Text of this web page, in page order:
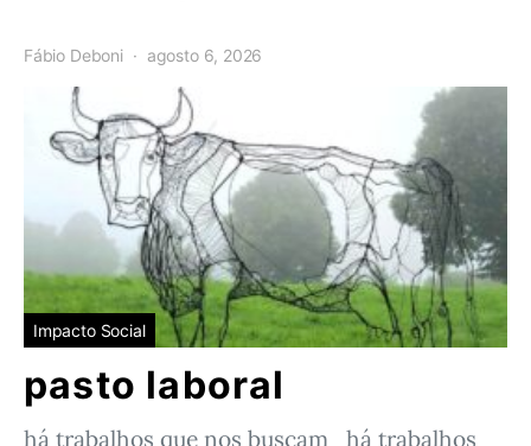
Fábio Deboni agosto 6, 2026
Impacto Social
pasto laboral
há trabalhos que nos buscam há trabalhos